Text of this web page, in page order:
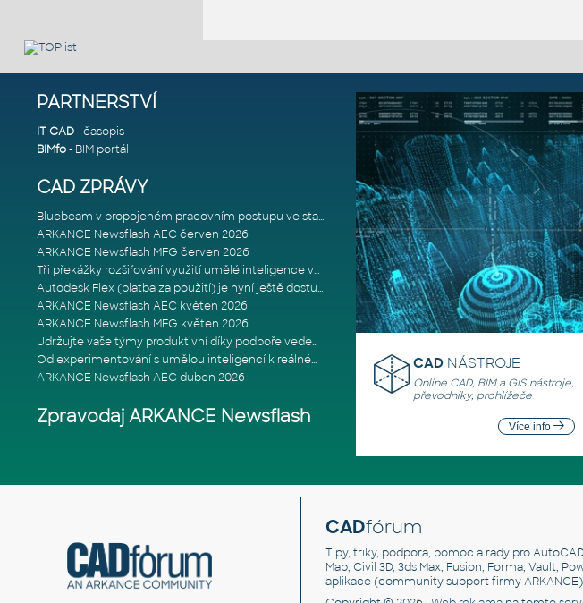
PARTNERSTVÍ
IT CAD- časopis
BIMfo- BIM portál
CAD ZPRÁVY
Bluebeam v propojeném pracovním postupu ve stavebnictví: Proč je int
ARKANCE Newsflash AEC červen 2026
ARKANCE Newsflash MFG červen 2026
Tři překážky rozšiřování využití umělé inteligence ve stavebním prům
Autodesk Flex (platba za použití) je nyní ještě dostupnější
ARKANCE Newsflash AEC květen 2026
ARKANCE Newsflash MFG květen 2026
Udržujte vaše týmy produktivní díky podpoře vedené odborníky
Od experimentování s umělou inteligencí k reálnému dopadu na podniká
ARKANCE Newsflash AEC duben 2026
Zpravodaj ARKANCE Newsflash
CAD NÁSTROJE
Online CAD, BIM a GIS nástroje,
převodníky, prohlížeče
Více info
CADfórum
Tipy, triky, podpora, pomoc a rady pro
Map, Civil 3D, 3ds Max, Fusion, Forma, Vault,
aplikace (community support firmy